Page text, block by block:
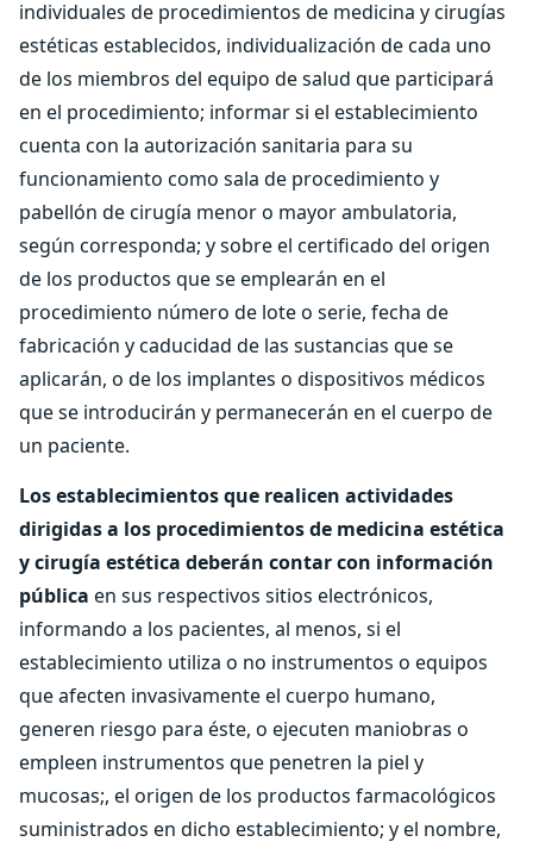
individuales de procedimientos de medicina y cirugías
estéticas establecidos, individualización de cada uno
de los miembros del equipo de salud que participará
en el procedimiento; informar si el establecimiento
cuenta con la autorización sanitaria para su
funcionamiento como sala de procedimiento y
pabellón de cirugía menor o mayor ambulatoria,
según corresponda; y sobre el certificado del origen
de los productos que se emplearán en el
procedimiento número de lote o serie, fecha de
fabricación y caducidad de las sustancias que se
aplicarán, o de los implantes o dispositivos médicos
que se introducirán y permanecerán en el cuerpo de
un paciente.
Los establecimientos que realicen actividades
dirigidas a los procedimientos de medicina estética
y cirugía estética deberán contar con información
pública en sus respectivos sitios electrónicos,
informando a los pacientes, al menos, si el
establecimiento utiliza o no instrumentos o equipos
que afecten invasivamente el cuerpo humano,
generen riesgo para éste, o ejecuten maniobras o
empleen instrumentos que penetren la piel y
mucosas;, el origen de los productos farmacológicos
suministrados en dicho establecimiento; y el nombre,